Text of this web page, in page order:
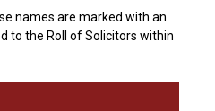
names are marked with an
to the Roll of Solicitors within